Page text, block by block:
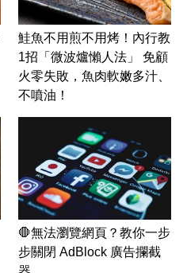
鮭魚不用煎不用烤！內行教
1招「微波爐懶人法」 免顧
火零失敗，魚肉軟嫩多汁、
不噴油！
🛑無法瀏覽網頁？教你一步
步關閉 AdBlock 廣告攔截